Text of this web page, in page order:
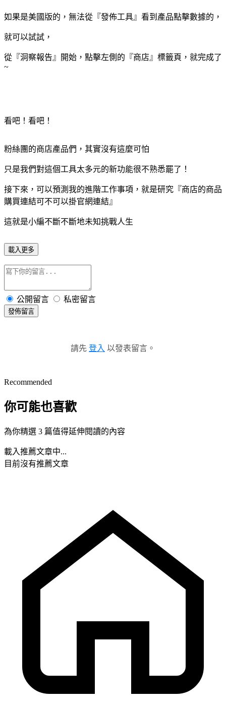
如果是美國版的，無法從『發佈工具』看到產品點擊數據的，
就可以試試，
從『洞察報告』開始，點擊左側的『商店』標籤頁，就完成了
~
看吧！看吧！
粉絲團的商店產品們，其實沒有這麼可怕
只是我們對這個工具太多元的新功能很不熟悉罷了！
接下來，可以預測我的進階工作事項，就是研究『商店的商品
購買連結可不可以掛官網連結』
這就是小編不斷不斷地未知挑戰人生
載入更多
公開留言 私密留言
發佈留言
請先 登入 以發表留言。
Recommended
你可能也喜歡
為你精選 3 篇值得延伸閱讀的內容
載入推薦文章中...
目前沒有推薦文章